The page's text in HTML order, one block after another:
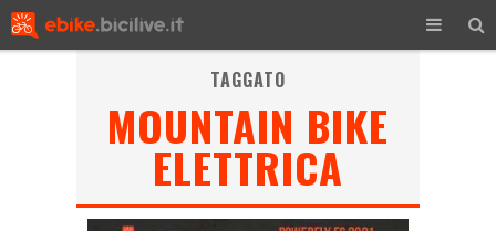
TAGGATO
MOUNTAIN BIKE
ELETTRICA